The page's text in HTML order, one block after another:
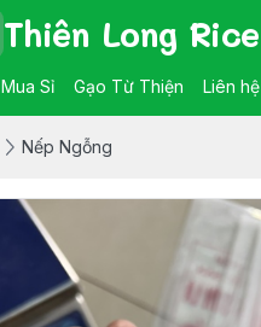
Thiên Long Rice
Mua Sỉ Gạo Từ Thiện Liên hệ
Nếp Ngỗng